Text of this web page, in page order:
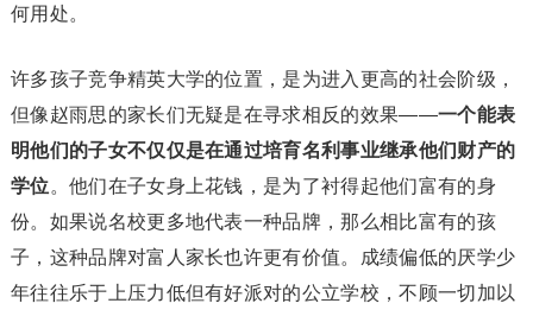
何用处。
许多孩子竞争精英大学的位置，是为进入更高的社会阶级，
但像赵雨思的家长们无疑是在寻求相反的效果——一个能表
明他们的子女不仅仅是在通过培育名利事业继承他们财产的
学位。他们在子女身上花钱，是为了衬得起他们富有的身
份。如果说名校更多地代表一种品牌，那么相比富有的孩
子，这种品牌对富人家长也许更有价值。成绩偏低的厌学少
年往往乐于上压力低但有好派对的公立学校，不顾一切加以